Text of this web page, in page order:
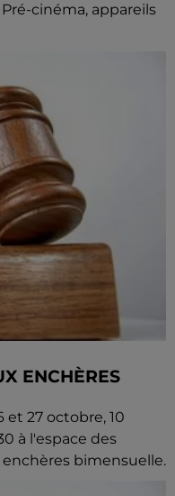
cinéma, appareils
ENCHÈRES
et 27 octobre, 10
à l'espace des
bimensuelle.